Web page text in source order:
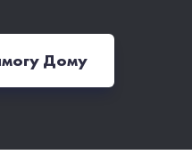
Дому